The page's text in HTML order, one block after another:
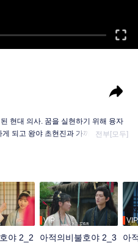
현대 의사. 꿈을 실현하기 위해 융자
되고 왕야 초현진과 가까워지며 사
전부[모두]
야 2_2
VIP
아적의비불호야 2_3
VIP
아